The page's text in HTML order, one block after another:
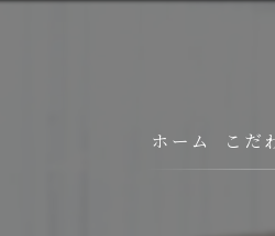
ホーム こだ